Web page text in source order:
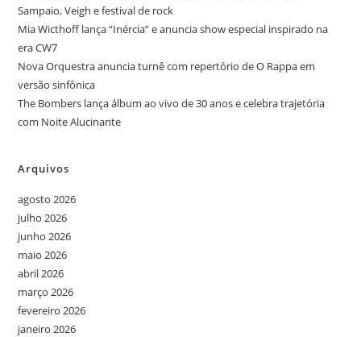
Sampaio, Veigh e festival de rock
Mia Wicthoff lança “Inércia” e anuncia show especial inspirado na
era CW7
Nova Orquestra anuncia turnê com repertório de O Rappa em
versão sinfônica
The Bombers lança álbum ao vivo de 30 anos e celebra trajetória
com Noite Alucinante
Arquivos
agosto 2026
julho 2026
junho 2026
maio 2026
abril 2026
março 2026
fevereiro 2026
janeiro 2026